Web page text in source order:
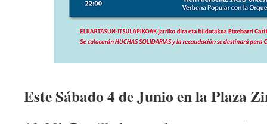
Este Sábado 4 de Junio en la Plaza